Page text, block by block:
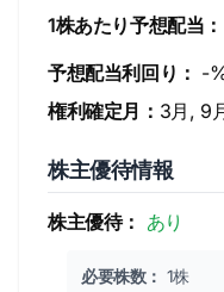
1株あたり予想配当：
予想配当利回り： -
権利確定月： 3月, 9
株主優待情報
株主優待： あり
必要株数： 1株